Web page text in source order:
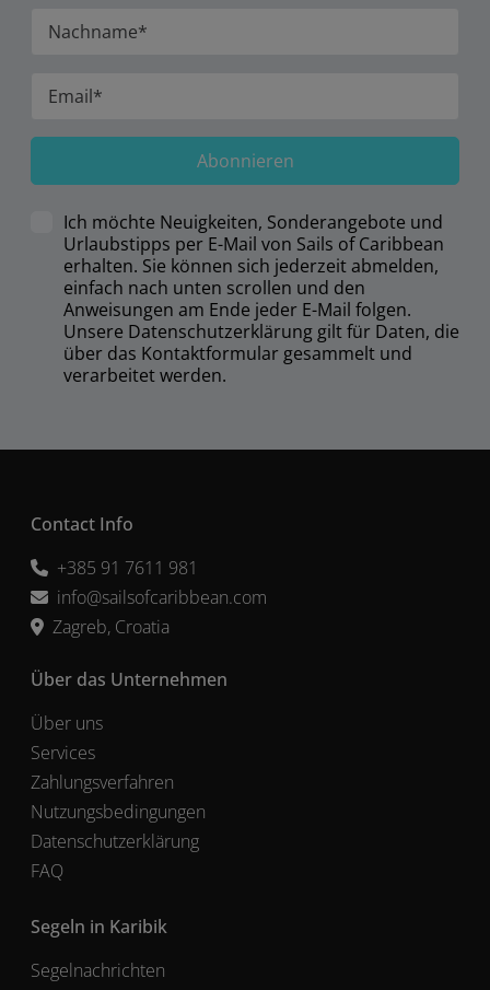
Abonnieren
Ich möchte Neuigkeiten, Sonderangebote und
Urlaubstipps per E-Mail von Sails of Caribbean
erhalten. Sie können sich jederzeit abmelden,
einfach nach unten scrollen und den
Anweisungen am Ende jeder E-Mail folgen.
Unsere Datenschutzerklärung gilt für Daten, die
über das Kontaktformular gesammelt und
verarbeitet werden.
Contact Info
+385 91 7611 981
info@sailsofcaribbean.com
Zagreb, Croatia
Über das Unternehmen
Über uns
Services
Zahlungsverfahren
Nutzungsbedingungen
Datenschutzerklärung
FAQ
Segeln in Karibik
Segelnachrichten